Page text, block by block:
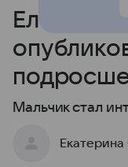
Елена
Мальчик стал